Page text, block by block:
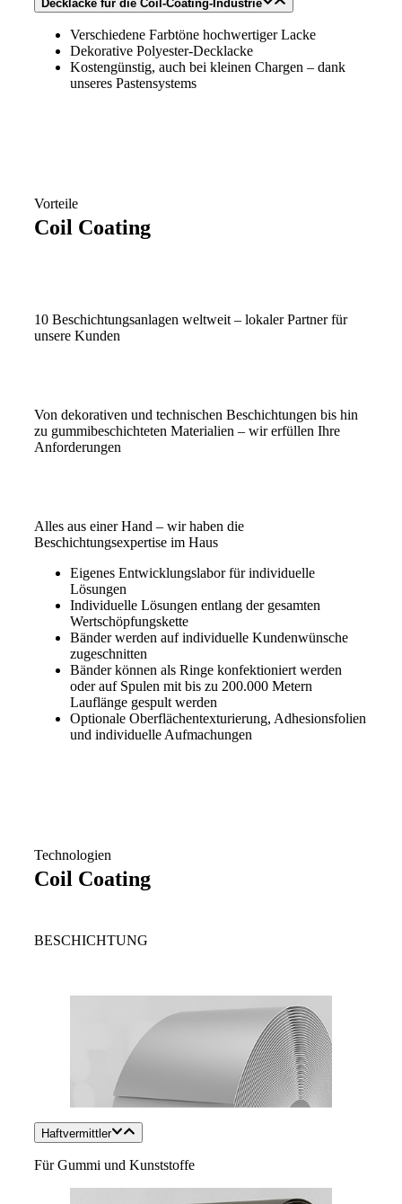
Decklacke für die Coil-Coating-Industrie
Verschiedene Farbtöne hochwertiger Lacke
Dekorative Polyester-Decklacke
Kostengünstig, auch bei kleinen Chargen – dank
unseres Pastensystems
Coil Coating
Vorteile
10 Beschichtungsanlagen weltweit – lokaler Partner für
unsere Kunden
Von dekorativen und technischen Beschichtungen bis hin
zu gummibeschichteten Materialien – wir erfüllen Ihre
Anforderungen
Alles aus einer Hand – wir haben die
Beschichtungsexpertise im Haus
Eigenes Entwicklungslabor für individuelle
Lösungen
Individuelle Lösungen entlang der gesamten
Wertschöpfungskette
Bänder werden auf individuelle Kundenwünsche
zugeschnitten
Bänder können als Ringe konfektioniert werden
oder auf Spulen mit bis zu 200.000 Metern
Lauflänge gespult werden
Optionale Oberflächentexturierung, Adhesionsfolien
und individuelle Aufmachungen
Coil Coating
Technologien
BESCHICHTUNG
Haftvermittler
Für Gummi und Kunststoffe